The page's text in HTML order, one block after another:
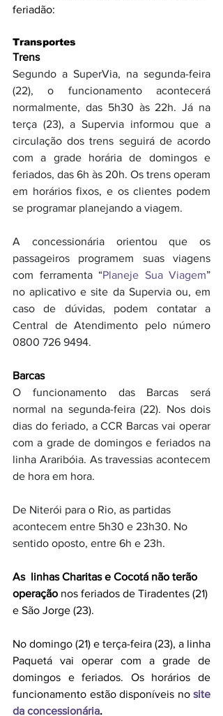
feriadão:
Transportes
Trens
Segundo a SuperVia, na segunda-feira
(22), o funcionamento acontecerá
normalmente, das 5h30 às 22h. Já na
terça (23), a Supervia informou que a
circulação dos trens seguirá de acordo
com a grade horária de domingos e
feriados, das 6h às 20h. Os trens operam
em horários fixos, e os clientes podem
se programar planejando a viagem.
A concessionária orientou que os
passageiros programem suas viagens
com ferramenta “Planeje Sua Viagem”
no aplicativo e site da Supervia ou, em
caso de dúvidas, podem contatar a
Central de Atendimento pelo número
0800 726 9494.
Barcas
O funcionamento das Barcas será
normal na segunda-feira (22). Nos dois
dias do feriado, a CCR Barcas vai operar
com a grade de domingos e feriados na
linha Araribóia. As travessias acontecem
de hora em hora.
De Niterói para o Rio, as partidas
acontecem entre 5h30 e 23h30. No
sentido oposto, entre 6h e 23h.
As  linhas Charitas e Cocotá não terão
operação nos feriados de Tiradentes (21)
e São Jorge (23).
No domingo (21) e terça-feira (23), a linha
Paquetá vai operar com a grade de
domingos e feriados. Os horários de
funcionamento estão disponíveis no site
da concessionária.